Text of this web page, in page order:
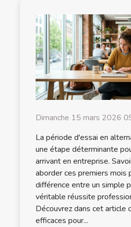
Dimanche 15 mars 2026
La période d'essai en
une étape déterminante
arrivant en entreprise.
aborder ces premiers mois
différence entre un simple
véritable réussite
Découvrez dans cet article
efficaces pour...